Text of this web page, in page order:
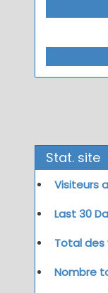
Stat. site
Visiteurs
Last 30
Total des
Nombre